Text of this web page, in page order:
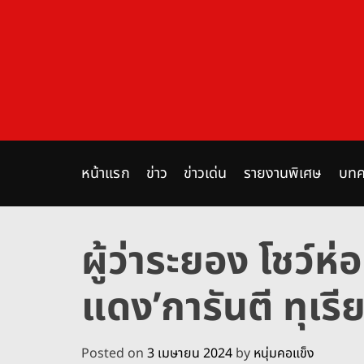
e
หน้าแรก ข่าว ข่าวเด่น รายงานพิเศษ บท
ผู้ว่าระยอง โชว์
แดง’การันตี ทุเรี
Posted on 3 เมษายน 2024 by หนุ่มคอแข็ง